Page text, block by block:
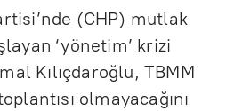
(CHP) mutlak
‘yönetim’ krizi
Kılıçdaroğlu, TBMM
olmayacağını